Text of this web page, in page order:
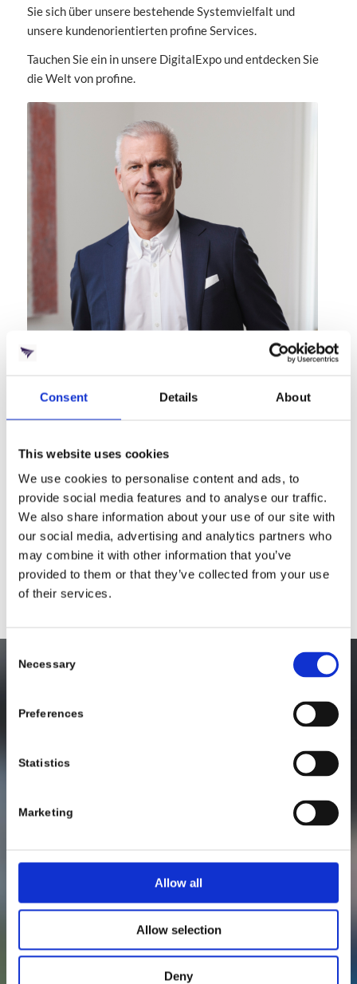
Consent Details About
This website uses cookies
We use cookies to personalise content and ads, to
provide social media features and to analyse our traffic.
We also share information about your use of our site with
our social media, advertising and analytics partners who
may combine it with other information that you’ve
provided to them or that they’ve collected from your use
of their services.
Selection
Necessary
Preferences
Statistics
Marketing
Allow all
Allow selection
Deny
Sie sich über unsere bestehende Systemvielfalt und
unsere kundenorientierten profine Services.
Tauchen Sie ein in unsere DigitalExpo und entdecken Sie
die Welt von profine.
Dr. Peter Mrosik
Geschäftsführender Gesellschafter